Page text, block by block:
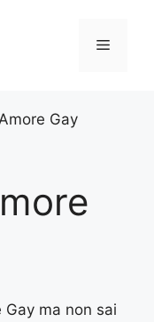
Menu
Gay
Gay ma non sai